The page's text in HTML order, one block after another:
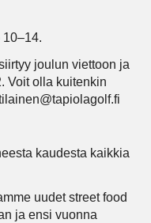
joulun viettoon ja
Voit olla kuitenkin
kaudesta kaikkia
uudet street food
ja ensi vuonna